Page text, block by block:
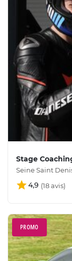
Stage
Seine Saint
4,9
PROMO